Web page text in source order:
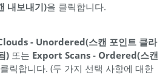
내보내기)을 클릭합니다.
- Unordered(스캔 포인트 클라
)또는 Export Scans - Ordered(스캔
릭합니다. (두 가지 선택 사항에 대한